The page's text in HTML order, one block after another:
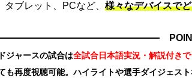
ブレット、PCなど、 様々なデバイスで
ジャースの試合は全試合日本語実況・解説付き
再度視聴可能。ハイライトや選手ダイジェスト